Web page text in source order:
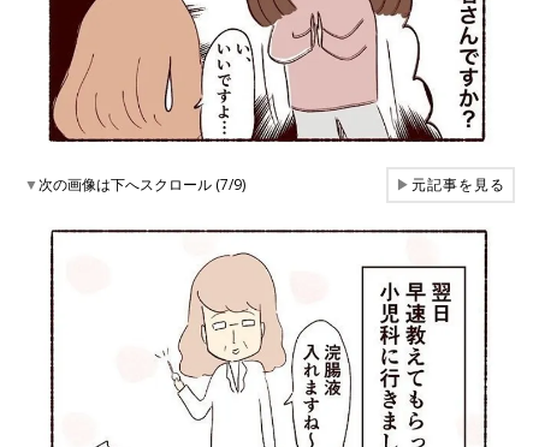
▼次の画像は下へスクロール (7/9) ▶元記事を見る